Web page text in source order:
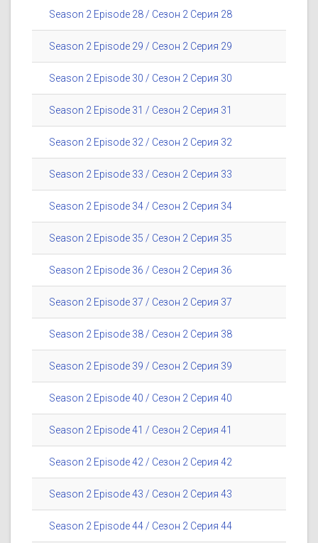
Season 2 Episode 28 / Сезон 2 Серия 28
Season 2 Episode 29 / Сезон 2 Серия 29
Season 2 Episode 30 / Сезон 2 Серия 30
Season 2 Episode 31 / Сезон 2 Серия 31
Season 2 Episode 32 / Сезон 2 Серия 32
Season 2 Episode 33 / Сезон 2 Серия 33
Season 2 Episode 34 / Сезон 2 Серия 34
Season 2 Episode 35 / Сезон 2 Серия 35
Season 2 Episode 36 / Сезон 2 Серия 36
Season 2 Episode 37 / Сезон 2 Серия 37
Season 2 Episode 38 / Сезон 2 Серия 38
Season 2 Episode 39 / Сезон 2 Серия 39
Season 2 Episode 40 / Сезон 2 Серия 40
Season 2 Episode 41 / Сезон 2 Серия 41
Season 2 Episode 42 / Сезон 2 Серия 42
Season 2 Episode 43 / Сезон 2 Серия 43
Season 2 Episode 44 / Сезон 2 Серия 44